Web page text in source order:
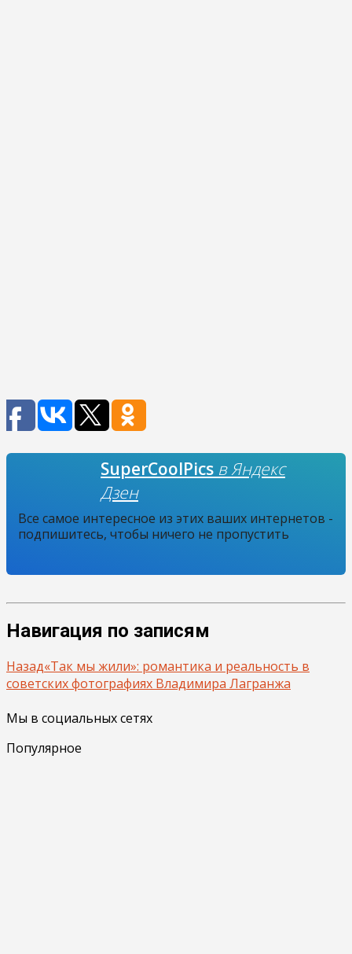
SuperCoolPics в Яндекс
Дзен
Все самое интересное из этих ваших интернетов -
подпишитесь, чтобы ничего не пропустить
Навигация по записям
Назад«Так мы жили»: романтика и реальность в
советских фотографиях Владимира Лагранжа
Мы в социальных сетях
Популярное